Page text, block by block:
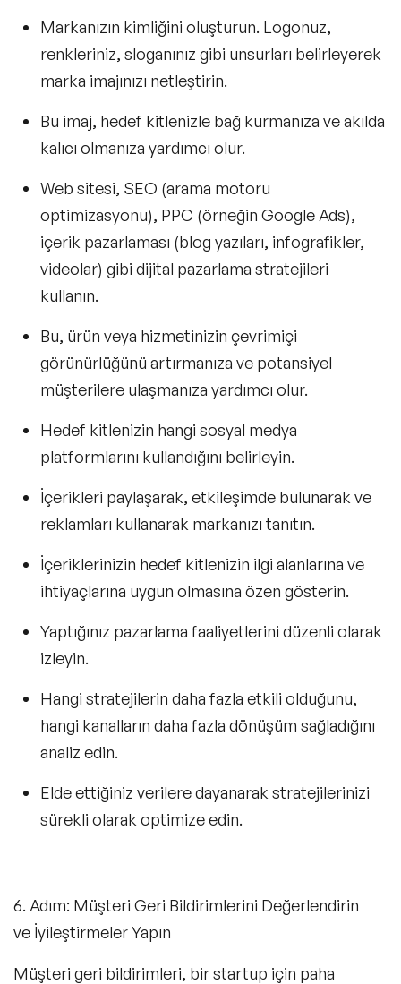
Markanızın kimliğini oluşturun. Logonuz,
renkleriniz, sloganınız gibi unsurları belirleyerek
marka imajınızı netleştirin.
Bu imaj, hedef kitlenizle bağ kurmanıza ve akılda
kalıcı olmanıza yardımcı olur.
Web sitesi, SEO (arama motoru
optimizasyonu), PPC (örneğin Google Ads),
içerik pazarlaması (blog yazıları, infografikler,
videolar) gibi dijital pazarlama stratejileri
kullanın.
Bu, ürün veya hizmetinizin çevrimiçi
görünürlüğünü artırmanıza ve potansiyel
müşterilere ulaşmanıza yardımcı olur.
Hedef kitlenizin hangi sosyal medya
platformlarını kullandığını belirleyin.
İçerikleri paylaşarak, etkileşimde bulunarak ve
reklamları kullanarak markanızı tanıtın.
İçeriklerinizin hedef kitlenizin ilgi alanlarına ve
ihtiyaçlarına uygun olmasına özen gösterin.
Yaptığınız pazarlama faaliyetlerini düzenli olarak
izleyin.
Hangi stratejilerin daha fazla etkili olduğunu,
hangi kanalların daha fazla dönüşüm sağladığını
analiz edin.
Elde ettiğiniz verilere dayanarak stratejilerinizi
sürekli olarak optimize edin.
6. Adım: Müşteri Geri Bildirimlerini Değerlendirin
ve İyileştirmeler Yapın
Müşteri geri bildirimleri, bir startup için paha